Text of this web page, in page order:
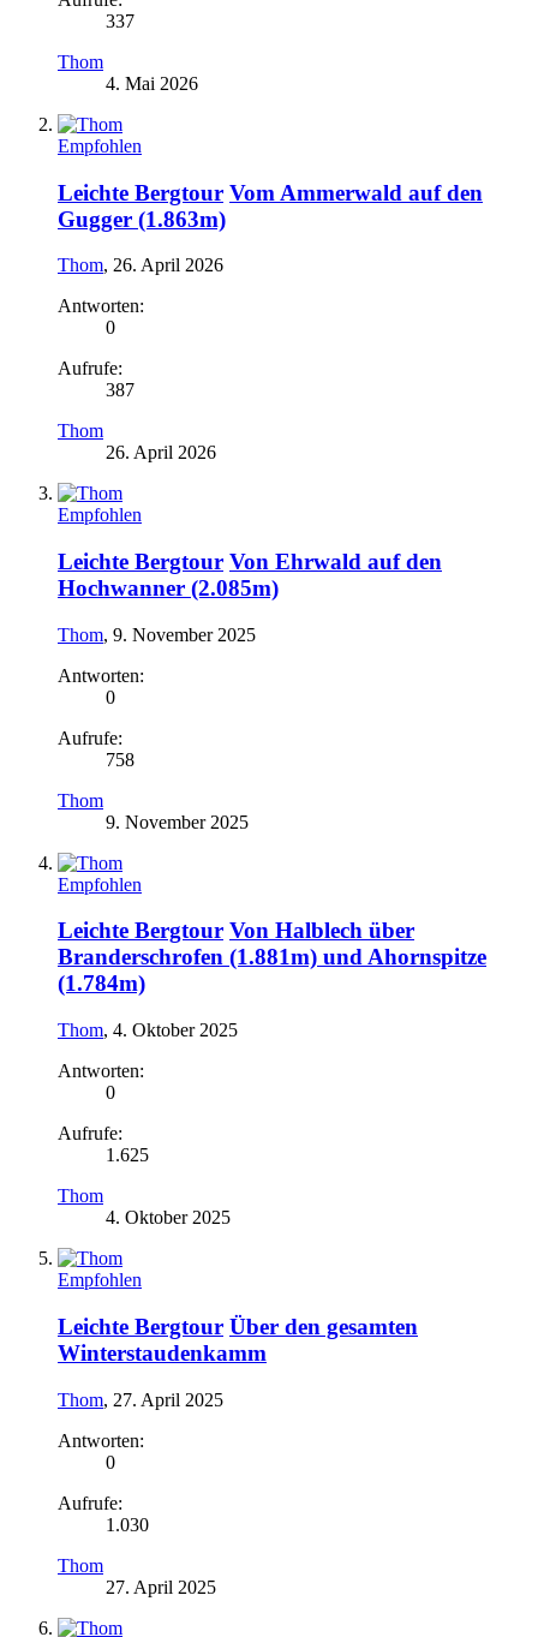
337
Thom
4. Mai 2026
Empfohlen
Leichte Bergtour Vom Ammerwald auf den
Gugger (1.863m)
Thom, 26. April 2026
Antworten:
0
Aufrufe:
387
Thom
26. April 2026
Empfohlen
Leichte Bergtour Von Ehrwald auf den
Hochwanner (2.085m)
Thom, 9. November 2025
Antworten:
0
Aufrufe:
758
Thom
9. November 2025
Empfohlen
Leichte Bergtour Von Halblech über
Branderschrofen (1.881m) und Ahornspitze
(1.784m)
Thom, 4. Oktober 2025
Antworten:
0
Aufrufe:
1.625
Thom
4. Oktober 2025
Empfohlen
Leichte Bergtour Über den gesamten
Winterstaudenkamm
Thom, 27. April 2025
Antworten:
0
Aufrufe:
1.030
Thom
27. April 2025